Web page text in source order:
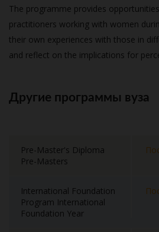
The programme provides
practitioners working with women
their own experiences with those in
and reflect on the implications for
Другие программы вуза
Pre-Master's Diploma
Pre-Masters
International Foundation
Program International
Foundation Year